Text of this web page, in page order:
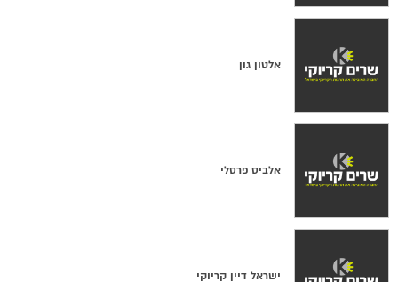
אלטון גון
אלביס פרסלי
ישראל דיין קריוקי